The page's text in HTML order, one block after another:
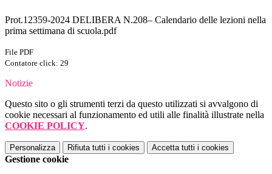
Prot.12359-2024 DELIBERA N.208– Calendario delle lezioni nella
prima settimana di scuola.pdf
File PDF
Contatore click: 29
Notizie
Questo sito o gli strumenti terzi da questo utilizzati si avvalgono di
cookie necessari al funzionamento ed utili alle finalità illustrate nella
COOKIE POLICY.
Personalizza Rifiuta tutti i cookies Accetta tutti i cookies
Gestione cookie